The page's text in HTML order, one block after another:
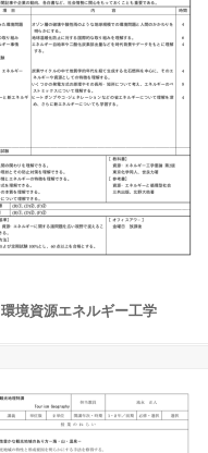
環境資源エネルギー工学